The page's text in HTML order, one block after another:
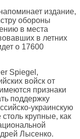
издание,
обороны
в места
в летних
о 17600
Spiegel,
войск от
признаки
поддержку
украинскую
крупные, как
Лысенко.